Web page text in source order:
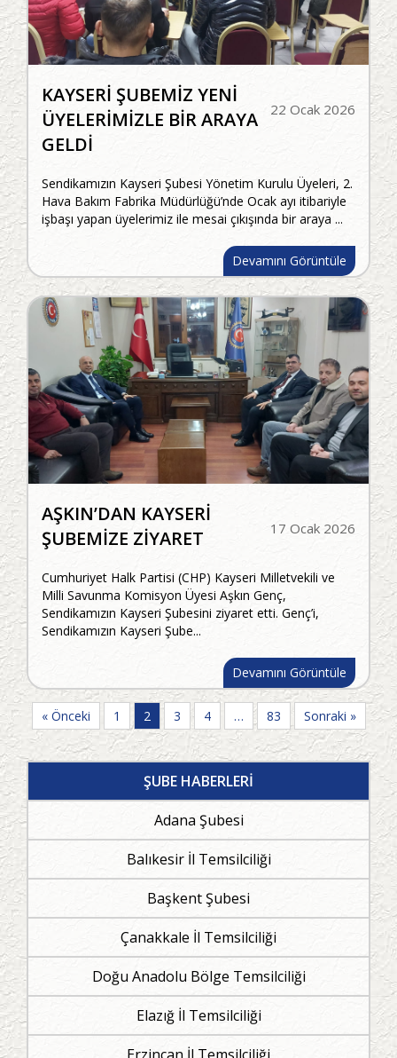
22 Ocak 2026
KAYSERİ ŞUBEMİZ YENİ
ÜYELERİMİZLE BİR ARAYA
GELDİ
Sendikamızın Kayseri Şubesi Yönetim Kurulu Üyeleri, 2.
Hava Bakım Fabrika Müdürlüğü’nde Ocak ayı itibariyle
işbaşı yapan üyelerimiz ile mesai çıkışında bir araya ...
Devamını Görüntüle
17 Ocak 2026
AŞKIN’DAN KAYSERİ
ŞUBEMİZE ZİYARET
Cumhuriyet Halk Partisi (CHP) Kayseri Milletvekili ve
Milli Savunma Komisyon Üyesi Aşkın Genç,
Sendikamızın Kayseri Şubesini ziyaret etti. Genç’i,
Sendikamızın Kayseri Şube...
Devamını Görüntüle
« Önceki 1 2 3 4 … 83 Sonraki »
ŞUBE HABERLERİ
Adana Şubesi
Balıkesir İl Temsilciliği
Başkent Şubesi
Çanakkale İl Temsilciliği
Doğu Anadolu Bölge Temsilciliği
Elazığ İl Temsilciliği